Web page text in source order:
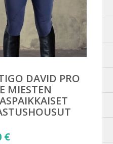
DAVID PRO
MIESTEN
€